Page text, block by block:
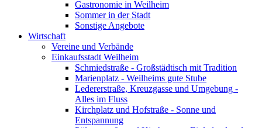
Gastronomie in Weilheim
Sommer in der Stadt
Sonstige Angebote
Wirtschaft
Vereine und Verbände
Einkaufsstadt Weilheim
Schmiedstraße - Großstädtisch mit Tradition
Marienplatz - Weilheims gute Stube
Ledererstraße, Kreuzgasse und Umgebung -
Alles im Fluss
Kirchplatz und Hofstraße - Sonne und
Entspannung